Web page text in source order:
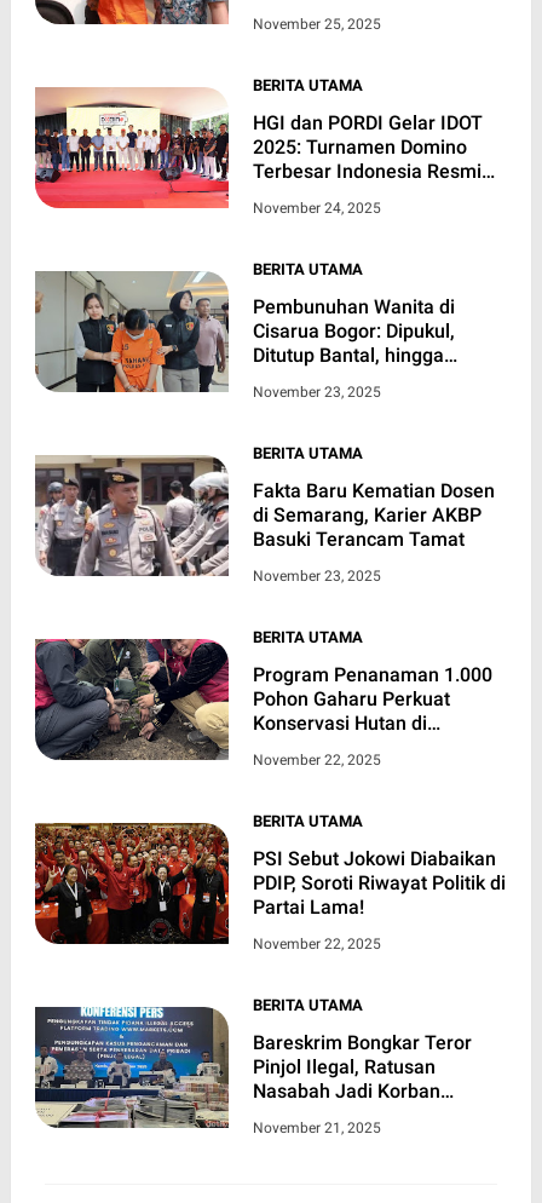
November 25, 2025
BERITA UTAMA
HGI dan PORDI Gelar IDOT
2025: Turnamen Domino
Terbesar Indonesia Resmi
Olahraga Intelektual
November 24, 2025
BERITA UTAMA
Pembunuhan Wanita di
Cisarua Bogor: Dipukul,
Ditutup Bantal, hingga
November 23, 2025
BERITA UTAMA
Fakta Baru Kematian Dosen
di Semarang, Karier AKBP
Basuki Terancam Tamat
November 23, 2025
BERITA UTAMA
Program Penanaman 1.000
Pohon Gaharu Perkuat
Konservasi Hutan di
November 22, 2025
BERITA UTAMA
PSI Sebut Jokowi Diabaikan
PDIP, Soroti Riwayat Politik di
Partai Lama!
November 22, 2025
BERITA UTAMA
Bareskrim Bongkar Teror
Pinjol Ilegal, Ratusan
Nasabah Jadi Korban
November 21, 2025